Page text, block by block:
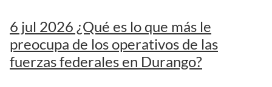
6 jul 2026 ¿Qué es lo que más le
preocupa de los operativos de las
fuerzas federales en Durango?